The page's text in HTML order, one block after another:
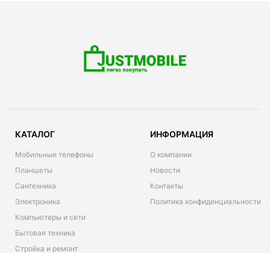
КАТАЛОГ
Мобильные телефоны
Планшеты
Сантехника
Электроника
Компьютеры и сети
Бытовая техника
Стройка и ремонт
ИНФОРМАЦИЯ
О компании
Новости
Контакты
Политика конфиденциальности